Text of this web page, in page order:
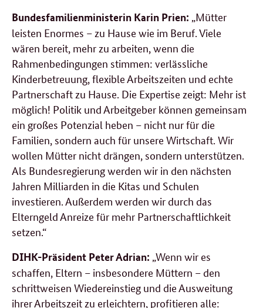
Bundesfamilienministerin Karin Prien: „Mütter
leisten Enormes – zu Hause wie im Beruf. Viele
wären bereit, mehr zu arbeiten, wenn die
Rahmenbedingungen stimmen: verlässliche
Kinderbetreuung, flexible Arbeitszeiten und echte
Partnerschaft zu Hause. Die Expertise zeigt: Mehr ist
möglich! Politik und Arbeitgeber können gemeinsam
ein großes Potenzial heben – nicht nur für die
Familien, sondern auch für unsere Wirtschaft. Wir
wollen Mütter nicht drängen, sondern unterstützen.
Als Bundesregierung werden wir in den nächsten
Jahren Milliarden in die Kitas und Schulen
investieren. Außerdem werden wir durch das
Elterngeld Anreize für mehr Partnerschaftlichkeit
setzen.“
DIHK-Präsident Peter Adrian: „Wenn wir es
schaffen, Eltern – insbesondere Müttern – den
schrittweisen Wiedereinstieg und die Ausweitung
ihrer Arbeitszeit zu erleichtern, profitieren alle: